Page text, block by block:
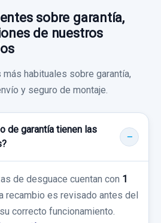
no incluidos.
por whatsapp
sobre garantía,
de nuestros
habituales sobre garantía,
y seguro de montaje.
de garantía tienen las
de desguace cuentan con 1
recambio es revisado antes del
correcto funcionamiento.